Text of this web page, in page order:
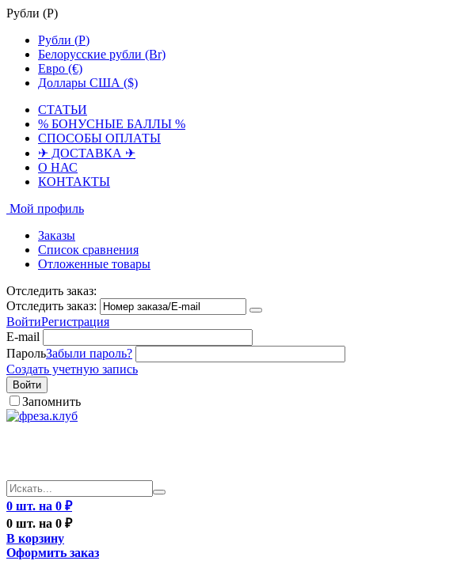
Рубли (Р)
Рубли (Р)
Белорусские рубли (Br)
Евро (€)
Доллары США ($)
СТАТЬИ
% БОНУСНЫЕ БАЛЛЫ %
СПОСОБЫ ОПЛАТЫ
✈ ДОСТАВКА ✈
О НАС
КОНТАКТЫ
Мой профиль
Заказы
Список сравнения
Отложенные товары
Отследить заказ:
Отследить заказ:
ВойтиРегистрация
E-mail
ПарольЗабыли пароль?
Создать учетную запись
Войти
Запомнить
0 шт. на 0 ₽
0 шт. на 0 ₽
В корзину
Оформить заказ